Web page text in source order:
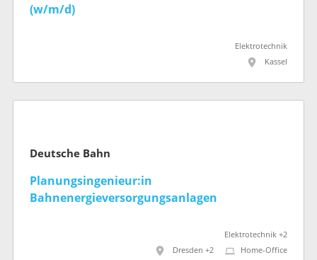
(w/m/d)
Elektrotechnik
Kassel
Deutsche Bahn
Planungsingenieur:in
Bahnenergieversorgungsanlagen
Elektrotechnik +2
Dresden +2
Home-Office